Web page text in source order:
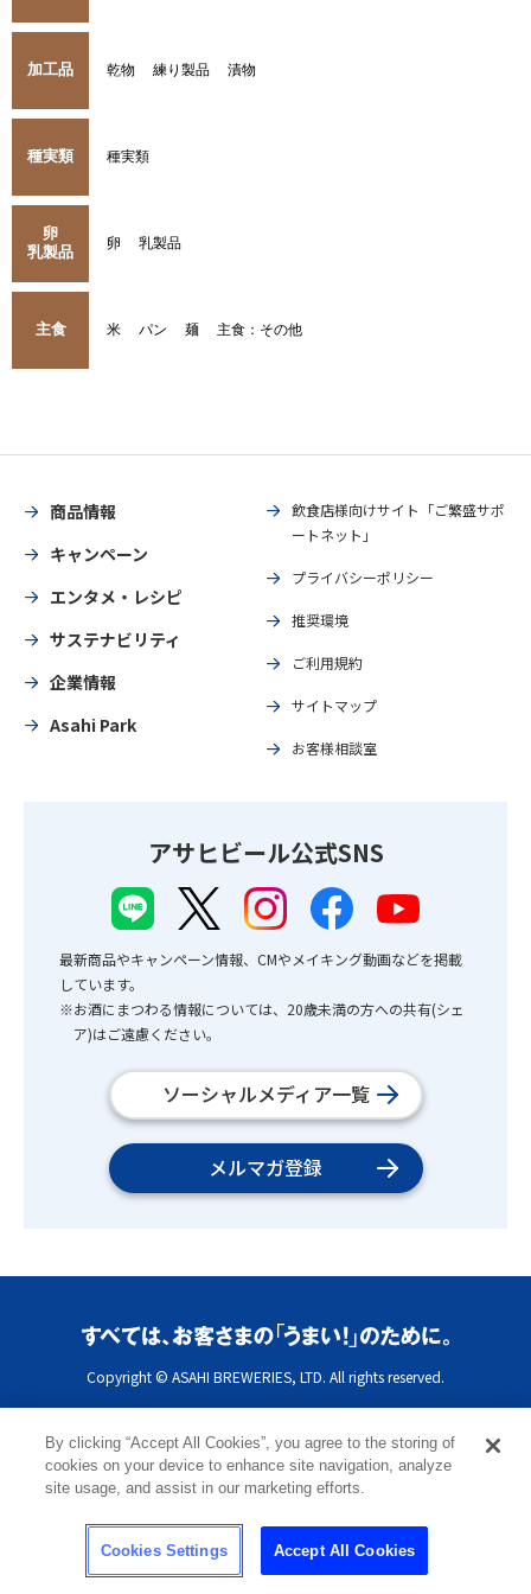
加工品 乾物 練り製品 漬物
種実類 種実類
卵
乳製品
卵 乳製品
主食 米 パン 麺 主食：その他
商品情報
キャンペーン
エンタメ・レシピ
サステナビリティ
企業情報
Asahi Park
飲食店様向けサイト「ご繁盛サポ
ートネット」
プライバシーポリシー
推奨環境
ご利用規約
サイトマップ
お客様相談室
アサヒビール公式SNS
最新商品やキャンペーン情報、CMやメイキング動画などを掲載
しています。
※お酒にまつわる情報については、20歳未満の方への共有(シェ
ア)はご遠慮ください。
ソーシャルメディア一覧
メルマガ登録
Copyright © ASAHI BREWERIES, LTD. All rights reserved.
By clicking “Accept All Cookies”, you agree to the storing of
cookies on your device to enhance site navigation, analyze
site usage, and assist in our marketing efforts.
Cookies Settings Accept All Cookies